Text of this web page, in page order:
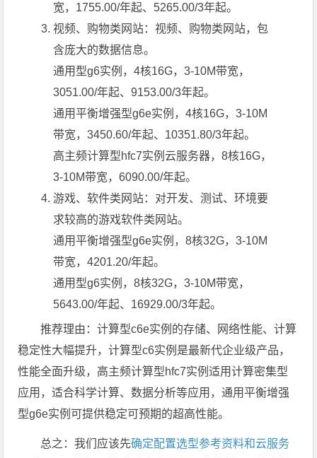
宽，1755.00/年起、5265.00/3年起。
视频、购物类网站：视频、购物类网站，包
含庞大的数据信息。
通用型g6实例，4核16G，3-10M带宽，
3051.00/年起、9153.00/3年起。
通用平衡增强型g6e实例，4核16G，3-10M
带宽，3450.60/年起、10351.80/3年起。
高主频计算型hfc7实例云服务器，8核16G，
3-10M带宽，6090.00/年起。
游戏、软件类网站：对开发、测试、环境要
求较高的游戏软件类网站。
通用平衡增强型g6e实例，8核32G，3-10M
带宽，4201.20/年起。
通用型g6实例，8核32G，3-10M带宽，
5643.00/年起、16929.00/3年起。
推荐理由：计算型c6e实例的存储、网络性能、计算
稳定性大幅提升，计算型c6实例是最新代企业级产品，
性能全面升级，高主频计算型hfc7实例适用计算密集型
应用，适合科学计算、数据分析等应用，通用平衡增强
型g6e实例可提供稳定可预期的超高性能。
总之：我们应该先确定配置选型参考资料和云服务